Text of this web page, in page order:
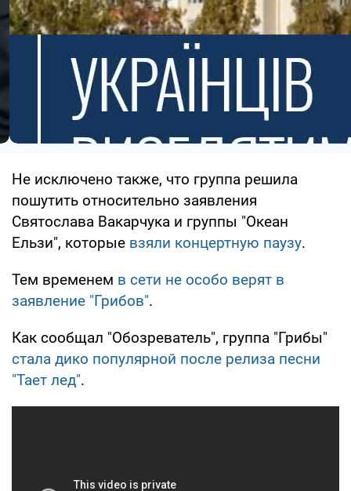
Не исключено также, что группа решила
пошутить относительно заявления
Святослава Вакарчука и группы "Океан
Ельзи", которые взяли концертную паузу.
Тем временем в сети не особо верят в
заявление "Грибов".
Как сообщал "Обозреватель", группа "Грибы"
стала дико популярной после релиза песни
"Тает лед".